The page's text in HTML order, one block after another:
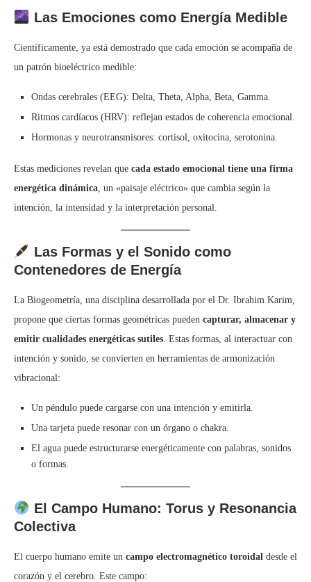
Las Emociones como Energía Medible
Científicamente, ya está demostrado que cada emoción se acompaña de
un patrón bioeléctrico medible:
Ondas cerebrales (EEG): Delta, Theta, Alpha, Beta, Gamma.
Ritmos cardíacos (HRV): reflejan estados de coherencia emocional.
Hormonas y neurotransmisores: cortisol, oxitocina, serotonina.
Estas mediciones revelan que cada estado emocional tiene una firma
energética dinámica , un «paisaje eléctrico» que cambia según la
intención, la intensidad y la interpretación personal.
Las Formas y el Sonido como
Contenedores de Energía
La Biogeometría, una disciplina desarrollada por el Dr. Ibrahim Karim,
propone que ciertas formas geométricas pueden capturar, almacenar y
emitir cualidades energéticas sutiles . Estas formas, al interactuar con
intención y sonido, se convierten en herramientas de armonización
vibracional:
Un péndulo puede cargarse con una intención y emitirla.
Una tarjeta puede resonar con un órgano o chakra.
El agua puede estructurarse energéticamente con palabras, sonidos
o formas.
El Campo Humano: Torus y Resonancia
Colectiva
El cuerpo humano emite un campo electromagnético toroidal desde el
corazón y el cerebro. Este campo: